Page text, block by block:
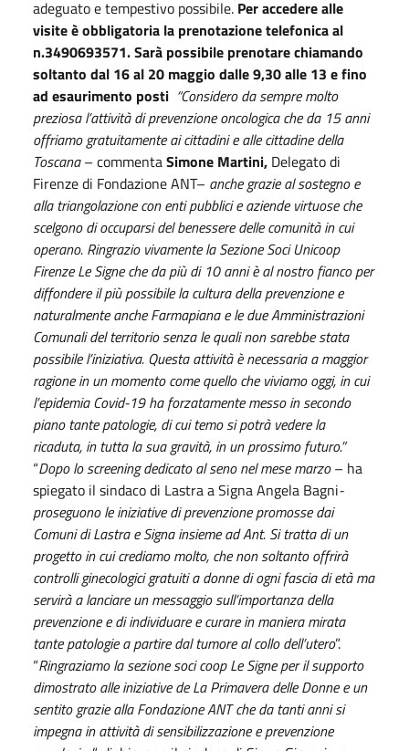
adeguato e tempestivo possibile. Per accedere alle
visite è obbligatoria la prenotazione telefonica al
n.3490693571. Sarà possibile prenotare chiamando
soltanto dal 16 al 20 maggio dalle 9,30 alle 13 e fino
ad esaurimento posti “Considero da sempre molto
preziosa l’attività di prevenzione oncologica che da 15 anni
offriamo gratuitamente ai cittadini e alle cittadine della
Toscana– commentaSimone Martini, Delegato di
Firenze di Fondazione ANT– anche grazie al sostegno e
alla triangolazione con enti pubblici e aziende virtuose che
scelgono di occuparsi del benessere delle comunità in cui
operano. Ringrazio vivamente la Sezione Soci Unicoop
Firenze Le Signe che da più di 10 anni è al nostro fianco per
diffondere il più possibile la cultura della prevenzione e
naturalmente anche Farmapiana e le due Amministrazioni
Comunali del territorio senza le quali non sarebbe stata
possibile l’iniziativa. Questa attività è necessaria a maggior
ragione in un momento come quello che viviamo oggi, in cui
l’epidemia Covid-19 ha forzatamente messo in secondo
piano tante patologie, di cui temo si potrà vedere la
ricaduta, in tutta la sua gravità, in un prossimo futuro.”
“Dopo lo screening dedicato al seno nel mese marzo– ha
spiegato il sindaco di Lastra a Signa Angela Bagni-
proseguono le iniziative di prevenzione promosse dai
Comuni di Lastra e Signa insieme ad Ant. Si tratta di un
progetto in cui crediamo molto, che non soltanto offrirà
controlli ginecologici gratuiti a donne di ogni fascia di età ma
servirà a lanciare un messaggio sull’importanza della
prevenzione e di individuare e curare in maniera mirata
tante patologie a partire dal tumore al collo dell’utero”.
“Ringraziamo la sezione soci coop Le Signe per il supporto
dimostrato alle iniziative de La Primavera delle Donne e un
sentito grazie alla Fondazione ANT che da tanti anni si
impegna in attività di sensibilizzazione e prevenzione